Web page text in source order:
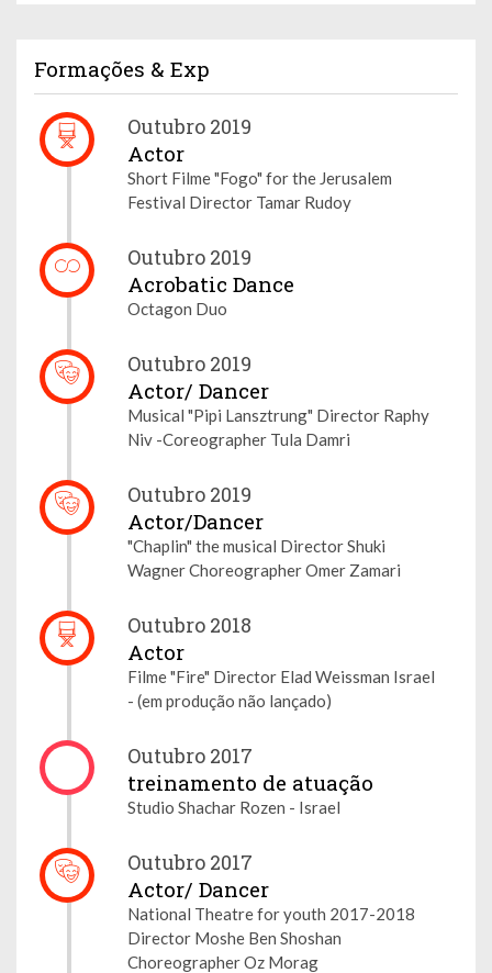
Formações & Exp
Outubro 2019
Actor
Short Filme "Fogo" for the Jerusalem
Festival Director Tamar Rudoy
Outubro 2019
Acrobatic Dance
Octagon Duo
Outubro 2019
Actor/ Dancer
Musical "Pipi Lansztrung" Director Raphy
Niv -Coreographer Tula Damri
Outubro 2019
Actor/Dancer
"Chaplin" the musical Director Shuki
Wagner Choreographer Omer Zamari
Outubro 2018
Actor
Filme "Fire" Director Elad Weissman Israel
- (em produção não lançado)
Outubro 2017
treinamento de atuação
Studio Shachar Rozen - Israel
Outubro 2017
Actor/ Dancer
National Theatre for youth 2017-2018
Director Moshe Ben Shoshan
Choreographer Oz Morag